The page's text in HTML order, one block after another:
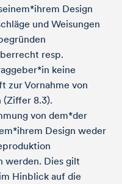
Design
und Weisungen
resp.
keine
zur Vornahme von
(Ziffer 8.3).
von dem*der
Design weder
werden. Dies gilt
Hinblick auf die